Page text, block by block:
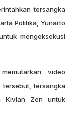
tersangka
Politika, Yunarto
mengeksekusi
video
tersangka
Kivlan Zen untuk